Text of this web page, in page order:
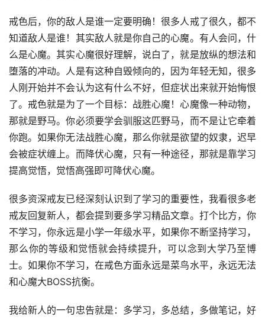
戒色后，你的敌人是谁一定要明确！很多人戒了很久，都不
知道敌人是谁！其实敌人就是你自己的心魔。有人会问，什
么是心魔。其实心魔很好理解，说白了，就是放纵的想法和
堕落的冲动。人是有这种自毁倾向的，因为年轻无知，很多
人刚开始并不会认为这有什么不好，但症状出来就开始悔恨
了。戒色就是为了一个目标：战胜心魔！心魔像一种动物，
那就是野马。你必须要学会驯服这匹野马，而不是让它牵着
你跑。如果你无法战胜心魔，那么你就是欲望的奴隶，迟早
会被症状缠上。而降伏心魔，只有一种途径，那就是靠学习
提高觉悟，觉悟高强即可降伏心魔。
很多资深戒友已经深刻认识到了学习的重要性，我看很多老
戒友回复新人，都会提到要多学习精品文章。打个比方，你
不学习，你永远是小学一年级水平，如果你不断坚持学习，
那么你的等级和觉悟就会持续提升，可以念到大学乃至博
士。如果你不学习，在戒色方面永远是菜鸟水平，永远无法
和心魔大BOSS抗衡。
我给新人的一句忠告就是：多学习，多总结，多做笔记，好